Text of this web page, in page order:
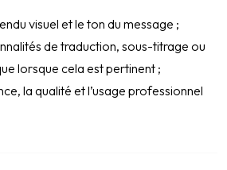
visuel et le ton du message ;
de traduction, sous-titrage ou
lorsque cela est pertinent ;
la qualité et l’usage professionnel